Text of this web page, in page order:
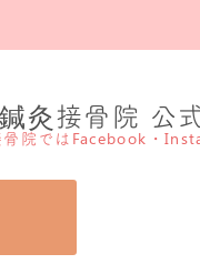
鍼灸接骨院 公
院ではFacebook・